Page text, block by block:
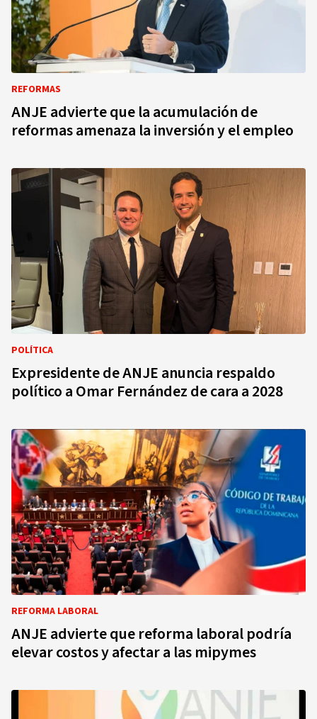
REFORMAS
ANJE advierte que la acumulación de
reformas amenaza la inversión y el empleo
POLÍTICA
Expresidente de ANJE anuncia respaldo
político a Omar Fernández de cara a 2028
REFORMA LABORAL
ANJE advierte que reforma laboral podría
elevar costos y afectar a las mipymes